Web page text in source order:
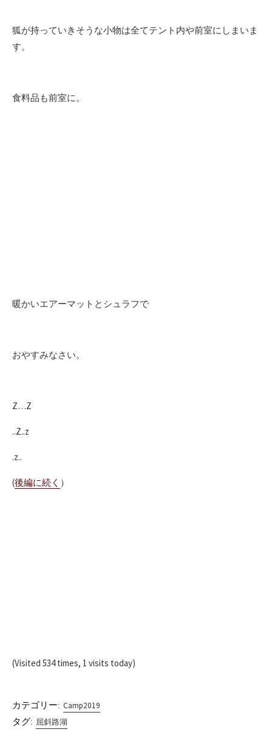
狐が持っていきそうな小物は全てテント内や前室にしまいま
す。
食料品も前室に。
暖かいエアーマットとシュラフで
おやすみなさい。
Z…Z
..Z..z
.z..
(後編に続く ）
(Visited 534 times, 1 visits today)
カテゴリー: Camp2019
タグ: 屈斜路湖